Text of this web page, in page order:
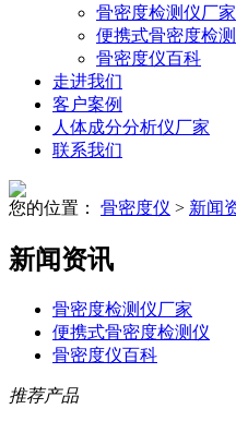
骨密度检测仪厂家
便携式骨密度检
骨密度仪百科
走进我们
客户案例
人体成分分析仪厂家
联系我们
您的位置： 骨密度仪 > 新闻
新闻资讯
骨密度检测仪厂家
便携式骨密度检测仪
骨密度仪百科
推荐产品